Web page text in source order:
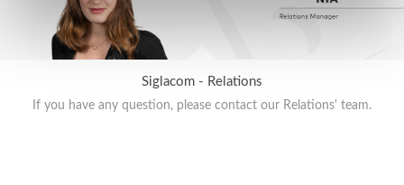
Siglacom - Relations
If you have any question, please contact our Relations' team.